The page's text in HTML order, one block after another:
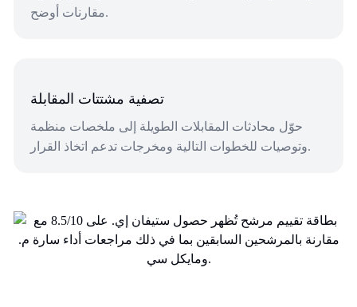
مقارنات أوضح.
تصفية مشتتات المقابلة
حوّل محادثات المقابلات الطويلة إلى ملخصات منظمة
وتوصيات للخطوات التالية ومخرجات تدعم اتخاذ القرار.